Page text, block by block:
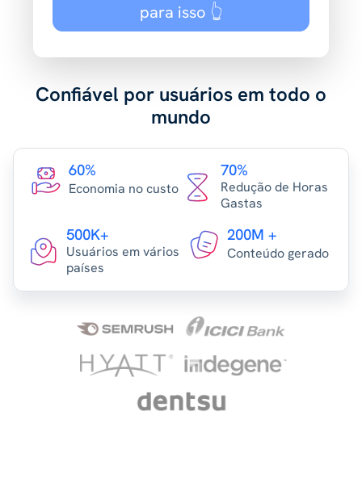
para isso 👆
Confiável por usuários em todo o
mundo
60%
Economia no custo
70%
Redução de Horas
Gastas
500K+
Usuários em vários
países
200M +
Conteúdo gerado